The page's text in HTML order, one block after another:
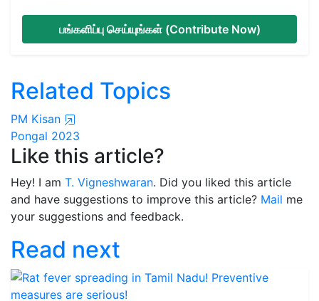
பங்களிப்பு செய்யுங்கள் (Contribute Now)
Related Topics
PM Kisan
Pongal 2023
Like this article?
Hey! I am T. Vigneshwaran. Did you liked this article
and have suggestions to improve this article? Mail me
your suggestions and feedback.
Read next